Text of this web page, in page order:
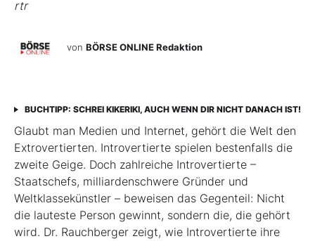
rtr
von BÖRSE ONLINE Redaktion
BUCHTIPP: SCHREI KIKERIKI, AUCH WENN DIR NICHT DANACH IST!
Glaubt man Medien und Internet, gehört die Welt den
Extrovertierten. Introvertierte spielen bestenfalls die
zweite Geige. Doch zahlreiche Introvertierte –
Staatschefs, milliardenschwere Gründer und
Weltklassekünstler – beweisen das Gegenteil: Nicht
die lauteste Person gewinnt, sondern die, die gehört
wird. Dr. Rauchberger zeigt, wie Introvertierte ihre